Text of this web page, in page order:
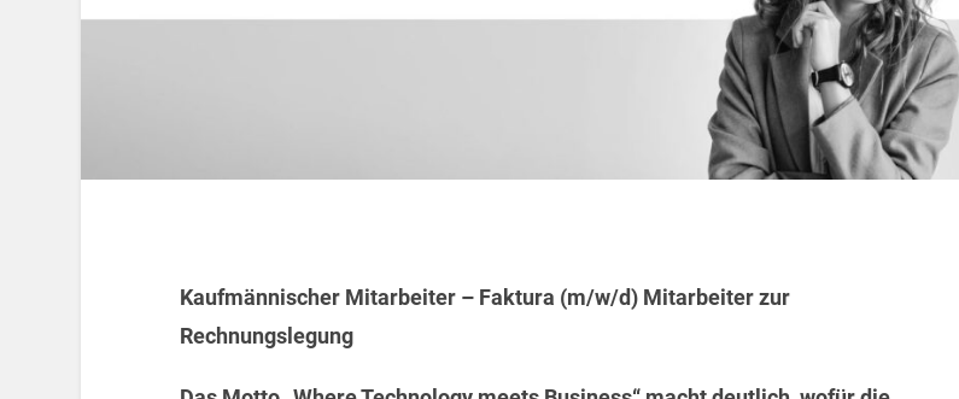
Kaufmännischer Mitarbeiter – Faktura (m/w/d) Mitarbeiter zur
Rechnungslegung